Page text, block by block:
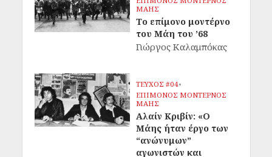
ΜΑΗΣ
Το επίμονο μοντέρνο
του Μάη του ’68
Γιώργος Καλαμπόκας
ΤΕΥΧΟΣ #04•
ΕΠΙΜΟΝΟΣ ΜΟΝΤΕΡΝΟΣ
ΜΑΗΣ
Αλαίν Κριβίν: «Ο
Μάης ήταν έργο των
“ανώνυμων”
αγωνιστών και